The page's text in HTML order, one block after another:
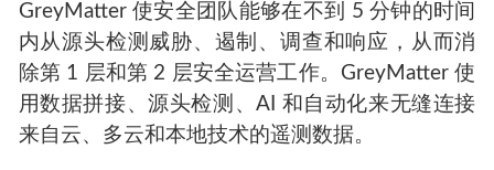
GreyMatter 使安全团队能够在不到 5 分钟的时间
内从源头检测威胁、遏制、调查和响应，从而消
除第 1 层和第 2 层安全运营工作。GreyMatter 使
用数据拼接、源头检测、AI 和自动化来无缝连接
来自云、多云和本地技术的遥测数据。